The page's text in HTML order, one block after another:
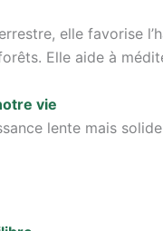
elle favorise
Elle aide à
vie
lente mais